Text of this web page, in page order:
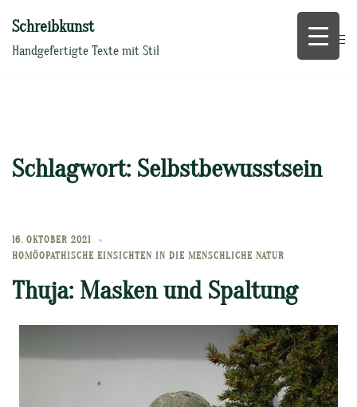
Inhalt
springen
Schreibkunst
Handgefertigte Texte mit Stil
Schlagwort: Selbstbewusstsein
16. OKTOBER 2021
HOMÖOPATHISCHE EINSICHTEN IN DIE MENSCHLICHE NATUR
Thuja: Masken und Spaltung